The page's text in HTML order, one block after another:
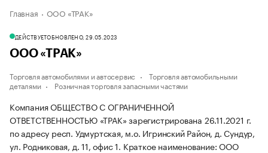
Главная ООО «ТРАК»
ДЕЙСТВУЕТОБНОВЛЕНО, 29.05.2023
ООО «ТРАК»
Торговля автомобилями и автосервис
Торговля автомобильными
деталями
Розничная торговля запасными частями
Компания ОБЩЕСТВО С ОГРАНИЧЕННОЙ
ОТВЕТСТВЕННОСТЬЮ «ТРАК» зарегистрирована 26.11.2021 г.
по адресу респ. Удмуртская, м.о. Игринский Район, д. Сундур,
ул. Родниковая, д. 11, офис 1. Краткое наименование: ООО